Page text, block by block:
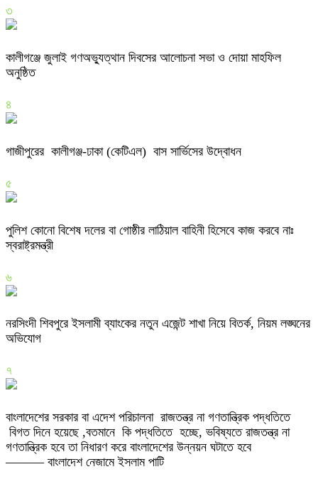
৩
কালীগঞ্জে জুলাই গণঅভ্যুত্থান দিবসের আলোচনা সভা ও দোয়া মাহফিল
অনুষ্ঠিত
৪
গাজীপুরের কালীগঞ্জ-ঢাকা (কেটিএল) বাস সার্ভিসের উদ্বোধন
৫
পুলিশ কোনো বিশেষ দলের বা গোষ্ঠীর লাঠিয়াল বাহিনী হিসেবে কাজ করবে নাঃ
স্বরাষ্ট্রমন্ত্রী
৬
নরসিংদী শিবপুরে ইসলামী ব্যাংকের নতুন এজেন্ট শাখা নিয়ে বিতর্ক, নিয়ম লঙ্ঘনের
অভিযোগ
৭
বাংলাদেশের সরকার বা এদেশ পরিচালনা রাজতন্ত্র না গণতান্ত্রিক পদ্ধতিতে
বিগত দিনে হয়েছে ,বতমানে কি পদ্ধতিতে হচ্ছে, ভবিষ্যতে রাজতন্ত্র না
গণতান্ত্রিক হবে তা নিধারণ করে বাংলাদেশের উন্নয়ন ঘটাতে হবে
——— বাংলাদেশ নেজামে ইসলাম পাটি